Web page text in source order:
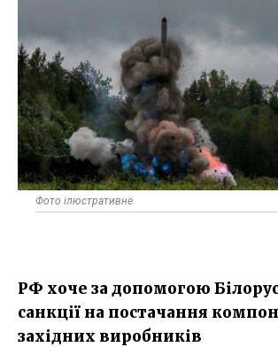
Фото ілюстративне
РФ хоче за допомогою
санкції на постачання
західних виробників